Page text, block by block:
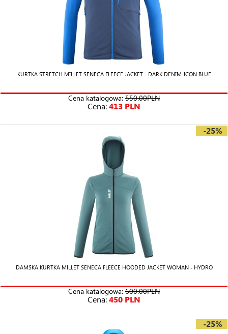
KURTKA STRETCH MILLET SENECA FLEECE JACKET - DARK DENIM-ICON BLUE
Cena katalogowa: 550.00PLN
Cena:413 PLN
-25%
DAMSKA KURTKA MILLET SENECA FLEECE HOODED JACKET WOMAN - HYDRO
Cena katalogowa: 600.00PLN
Cena:450 PLN
-25%